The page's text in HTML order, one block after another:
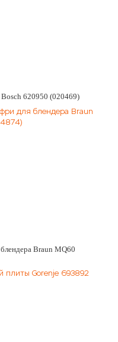
Bosch 620950 (020469)
Braun MQ60